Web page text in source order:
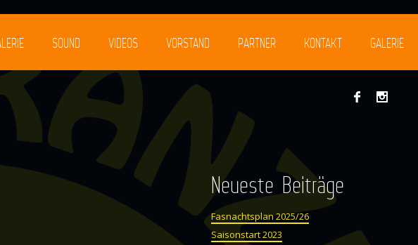
SOUND VIDEOS VORSTAND PARTNER KONTAKT GALERIE
Neueste Beiträge
Fasnachtsplan 2025/26
Saisonstart 2023